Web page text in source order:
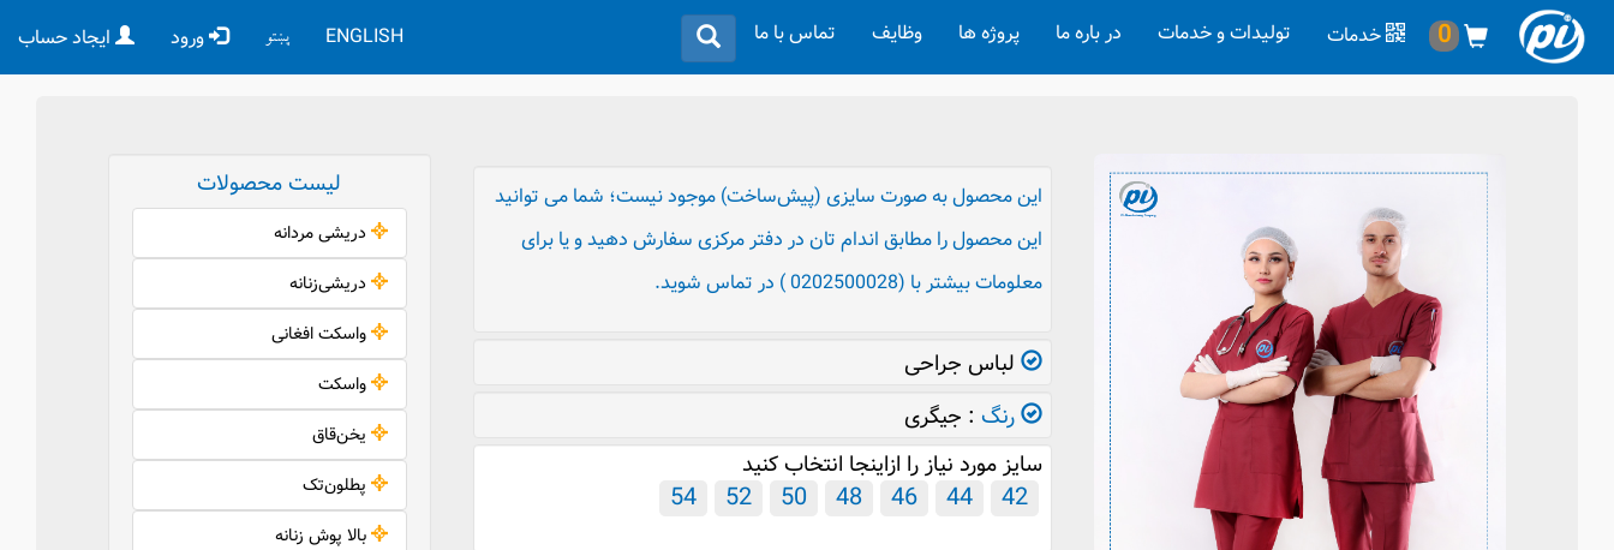
0 خدمات تولیدات و خدمات در باره ما پروژه ها وظایف تماس با ما ENGLISH پښتو ورود ایجاد حساب
این محصول به صورت سایزی (پیش‌ساخت) موجود نیست؛ شما می توانید
این محصول را مطابق اندام تان در دفتر مرکزی سفارش دهید و یا برای
معلومات بیشتر با (0202500028 ) در تماس شوید.
لباس جراحی
رنگ : جیگری
سایز مورد نیاز را ازاینجا انتخاب کنید
42
44
46
48
50
52
54
لیست محصولات
دریشی مردانه
دریشی‌زنانه
واسکت افغانی
واسکت
یخن‌قاق
پطلون‌تک
بالا پوش زنانه